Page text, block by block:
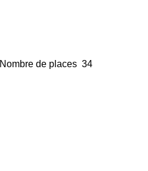
Nombre de places 34